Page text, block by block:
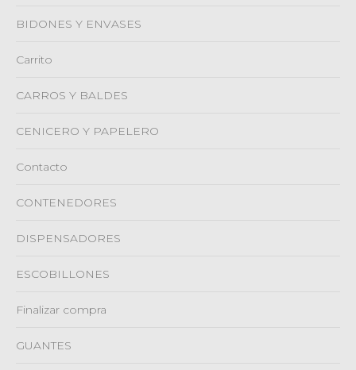
BIDONES Y ENVASES
Carrito
CARROS Y BALDES
CENICERO Y PAPELERO
Contacto
CONTENEDORES
DISPENSADORES
ESCOBILLONES
Finalizar compra
GUANTES